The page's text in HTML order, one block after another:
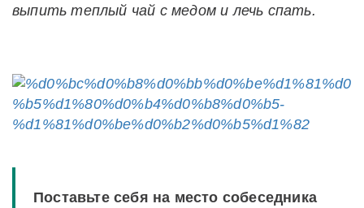
выпить теплый чай с медом и лечь спать.
Поставьте себя на место собеседника